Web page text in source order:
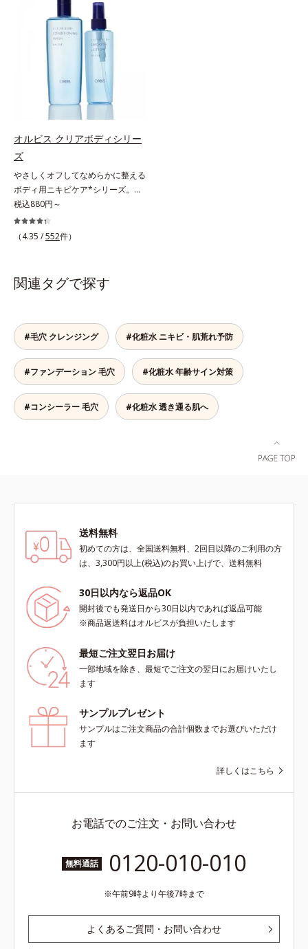
の生成を抑え、シミ・ソバカスを防
ぐ（ウォッシュ除く）*2 オルビス
内スキンケアシリーズの保湿力*3
年齢に応じたお手入れのこと*4 う
るおいによる*5 乾燥、ハリ・ツヤ
のなさ*6 乾燥による*7 保湿成分*8
ロニセラカエルレア果汁、ノバラエ
キス配合＝うるおいを与えハリと透
メマツヨイグサ抽出液、スイカズラ
エキス配合＝角層のすみずみまで水
分・油分を保ち、ハリ・ツヤを与え
る保湿成分*10 気持ちのこと各商品
の詳しい情報は商品ページをご覧く
ださい。・BEAUTY夏祭りは、こち
ら
由来成分とコラーゲンが肌をいたわ
りながらうるおいを与え、バリア機
能を維持。ニキビができにくい肌を
目指します。さらにビタミンC誘導
体をはじめとした5種の整肌成分
(*1)から成る「ナノVCショットカプ
セル」を配合。カプセルが浸透して
から成分を放出する特殊技術によっ
現。毛穴の目立ちをしっかりケア
(*3)して、ゆらぎやすいニキビ肌
を、みずみずしい清潔な垢抜け肌
(*4)へと導きます。たっぷりの保湿
成分で低刺激。敏感肌の方にもお使
キシルデカン酸アスコルビル、天然
ビタミンE、イノシット、フィチン
を整えて毛穴を目立たなくする*4
ではありません※敏感肌対象パッチ
テスト済（すべての人に皮膚刺激が
おきないというわけではありませ
ん）※弱酸性
＝整肌成分*4 天然ビタミンE、イノ
シット、フィチン酸、ユズセラミ
ド、スフィンゴ糖脂質*5 テトラ2-
ヘキシルデカン酸アスコルビル、天
ン酸、ユズセラミド、スフィンゴ糖
脂質配合＝肌をなめらかに整える整
りキメを整えて毛穴を目立たなくす
る*8 すべての方に皮膚刺激がおき
人に皮膚刺激がおきないというわけ
オルビス クリアボディシリー
ズ
やさしくオフしてなめらかに整える
ボディ用ニキビケア*シリーズ。背
中や胸元は皮脂が多く、意外とニキ
ビのできやすい部分です。顔と背中
では皮膚の厚みが違うから、すべす
スではボディのニキビケア(*)のため
に、たっぷりの泡でやさしく洗う洗
2ステップをご用意しています。洗
浄料もローションも、肌へのやさし
さに配慮した無油分・無香料・無着
色。清涼成分のメントール配合で、
すっきり気持ちの良い使用感です。
* ニキビ・肌荒れを防ぐ
税込880円～
（4.35 /552件）
関連タグで探す
#毛穴 クレンジング #化粧水 ニキビ・肌荒れ予防
#ファンデーション 毛穴 #化粧水 年齢サイン対策
#コンシーラー 毛穴 #化粧水 透き通る肌へ
送料無料
初めての方は、全国送料無料、2回目以降のご利用の方
は、3,300円以上(税込)のお買い上げで、送料無料
30日以内なら返品OK
開封後でも発送日から30日以内であれば返品可能
※商品返送料はオルビスが負担いたします
最短ご注文翌日お届け
一部地域を除き、最短でご注文の翌日にお届けいたし
ます
サンプルプレゼント
サンプルはご注文商品の合計個数までお選びいただけ
ます
詳しくはこちら
お電話でのご注文・お問い合わせ
無料通話 0120-010-010
午前9時より午後7時まで
よくあるご質問・お問い合わせ